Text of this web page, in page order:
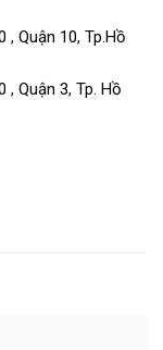
, Quận 10, Tp.Hồ
, Quận 3, Tp. Hồ